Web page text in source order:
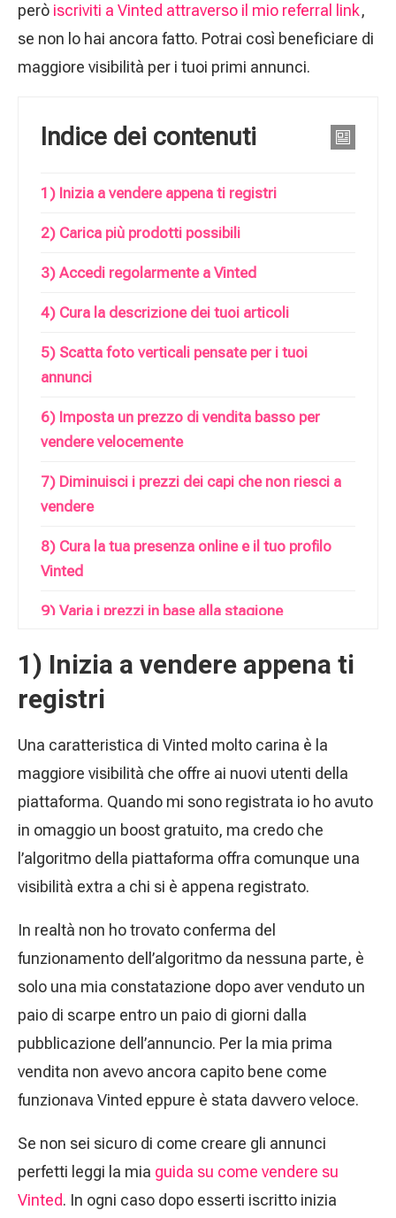
però iscriviti a Vinted attraverso il mio referral link,
se non lo hai ancora fatto. Potrai così beneficiare di
maggiore visibilità per i tuoi primi annunci.
Indice dei contenuti
1) Inizia a vendere appena ti registri
2) Carica più prodotti possibili
3) Accedi regolarmente a Vinted
4) Cura la descrizione dei tuoi articoli
5) Scatta foto verticali pensate per i tuoi
annunci
6) Imposta un prezzo di vendita basso per
vendere velocemente
7) Diminuisci i prezzi dei capi che non riesci a
vendere
8) Cura la tua presenza online e il tuo profilo
Vinted
9) Varia i prezzi in base alla stagione
10) Offri sconti per acquisti multipli e ai
potenziali acquirenti
11) Promuovi i tuoi capi su Vinted
12) Prepara con cura i pacchi da spedire
13) Non perdere troppo tempo con le domande
degli utenti
14) Usa la modalità vacanza
15) Non indossare i vestiti che vuoi vendere
1) Inizia a vendere appena ti
registri
Una caratteristica di Vinted molto carina è la
maggiore visibilità che offre ai nuovi utenti della
piattaforma. Quando mi sono registrata io ho avuto
in omaggio un boost gratuito, ma credo che
l’algoritmo della piattaforma offra comunque una
visibilità extra a chi si è appena registrato.
In realtà non ho trovato conferma del
funzionamento dell’algoritmo da nessuna parte, è
solo una mia constatazione dopo aver venduto un
paio di scarpe entro un paio di giorni dalla
pubblicazione dell’annuncio. Per la mia prima
vendita non avevo ancora capito bene come
funzionava Vinted eppure è stata davvero veloce.
Se non sei sicuro di come creare gli annunci
perfetti leggi la mia guida su come vendere su
Vinted. In ogni caso dopo esserti iscritto inizia